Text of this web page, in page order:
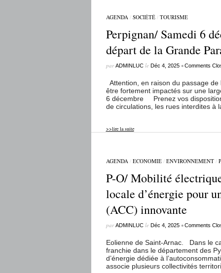
AGENDA/ SOCIÉTÉ/ TOURISME
Perpignan/ Samedi 6
départ de la Grande
parADMINLUCle Déc 4, 2025 •Comments
Attention, en raison du passage
être fortement impactés sur une
6 décembre Prenez vos
de circulations, les rues interdites à
>>lire la suite
AGENDA/ ECONOMIE/ ENVIRONNEMENT/
P-O/ Mobilité
locale d’énergie pour
(ACC) innovante
parADMINLUCle Déc 4, 2025 •Comments
Eolienne de Saint-Arnac. Dans le
franchie dans le département des
d’énergie dédiée à
associe plusieurs collectivités